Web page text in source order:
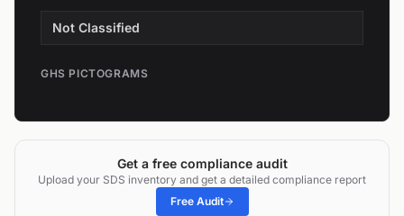
Not Classified
GHS PICTOGRAMS
Get a free compliance audit
Upload your SDS inventory and get a detailed compliance report
Free Audit